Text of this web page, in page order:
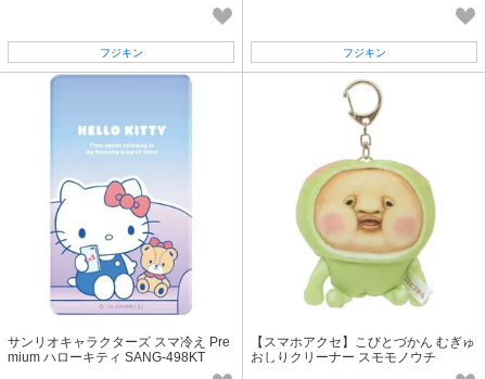
フジキン フジキン
サンリオキャラクターズ スマ冷え Pre
mium ハローキティ SANG-498KT
【スマホアクセ】こびとづかん むぎゅ
おしりクリーナー スモモノウチ